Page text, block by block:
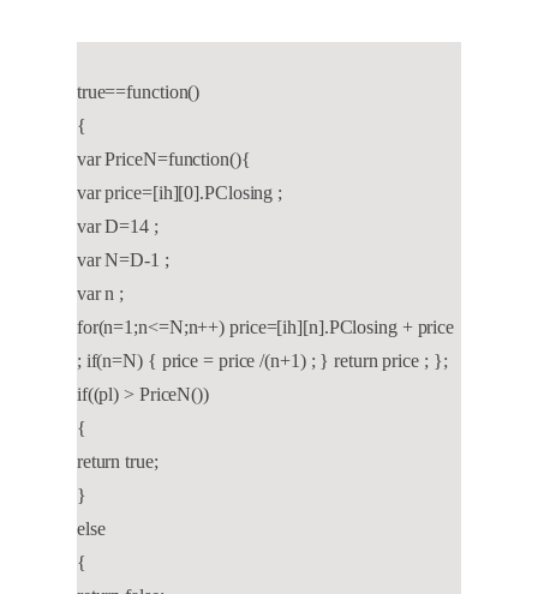
true==function()
{
var PriceN=function(){
var price=[ih][0].PClosing ;
var D=14 ;
var N=D-1 ;
var n ;
for(n=1;n<=N;n++) price=[ih][n].PClosing + price
; if(n=N) { price = price /(n+1) ; } return price ; };
if((pl) > PriceN())
{
return true;
}
else
{